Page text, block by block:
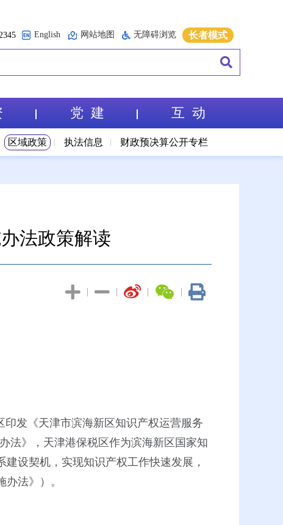
English 网站地图 无障碍浏览 长者模式
区域政策 执法信息 财政预决算公开专栏
党 建 互 动
法政策解读
|
|
|
|
发《天津市滨海新区知识产权运营服务
法》，天津港保税区作为滨海新区国家知
设契机，实现知识产权工作快速发展，
法》）。